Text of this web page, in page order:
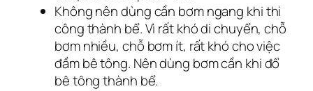
Không nên dùng cần bơm ngang khi thi
công thành bể. Vì rất khó di chuyển, chỗ
bơm nhiều, chỗ bơm ít, rất khó cho việc
đầm bê tông. Nên dùng bơm cần khi đổ
bê tông thành bể.